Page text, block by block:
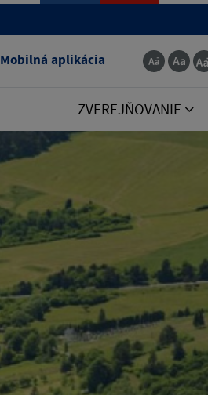
Mobilná aplikácia
ZVEREJŇOVANIE